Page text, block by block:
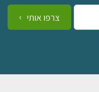
צרפו אותי